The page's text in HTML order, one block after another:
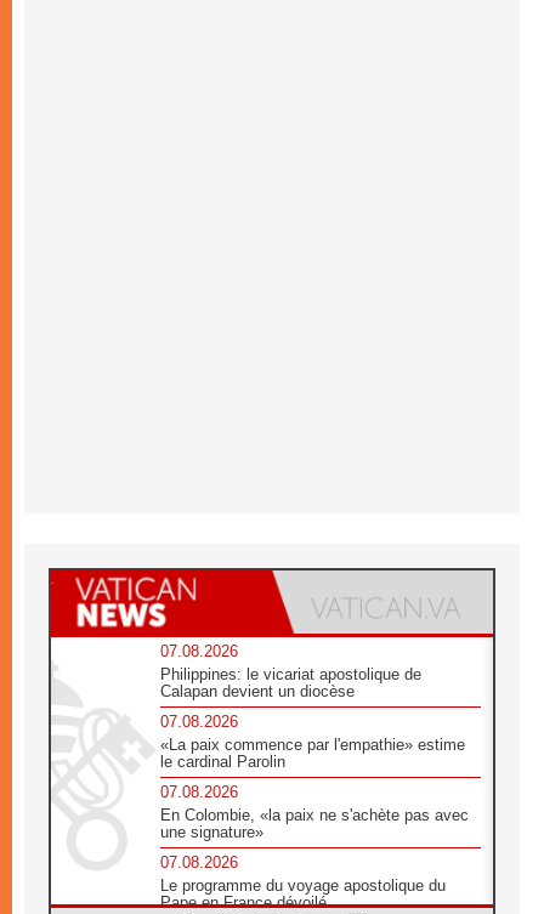
07.08.2026
Philippines: le vicariat apostolique de
Calapan devient un diocèse
07.08.2026
«La paix commence par l'empathie» estime
le cardinal Parolin
07.08.2026
En Colombie, «la paix ne s'achète pas avec
une signature»
07.08.2026
Le programme du voyage apostolique du
Pape en France dévoilé